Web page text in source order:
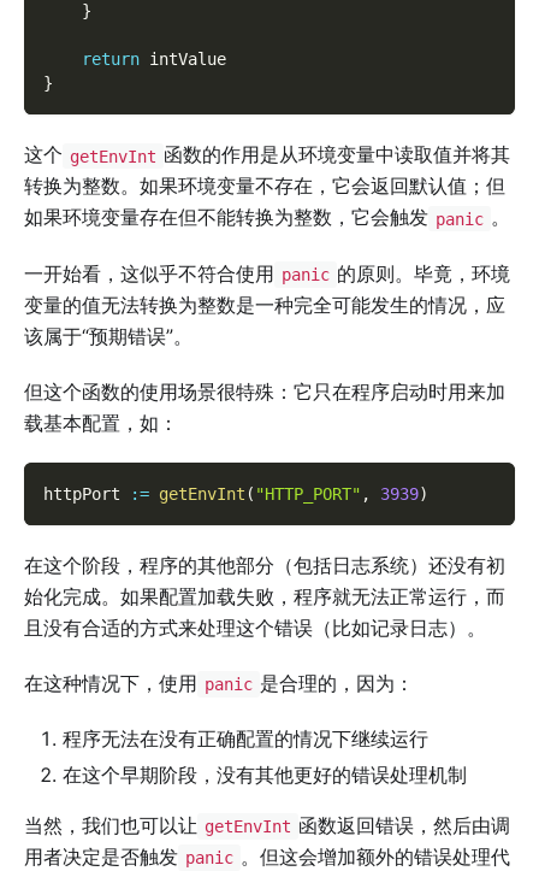
}
return intValue
}
这个 getEnvInt 函数的作用是从环境变量中读取值并将其
转换为整数。如果环境变量不存在，它会返回默认值；但
如果环境变量存在但不能转换为整数，它会触发 panic 。
一开始看，这似乎不符合使用 panic 的原则。毕竟，环境
变量的值无法转换为整数是一种完全可能发生的情况，应
该属于“预期错误”。
但这个函数的使用场景很特殊：它只在程序启动时用来加
载基本配置，如：
httpPort := getEnvInt ( "HTTP_PORT" , 3939)
在这个阶段，程序的其他部分（包括日志系统）还没有初
始化完成。如果配置加载失败，程序就无法正常运行，而
且没有合适的方式来处理这个错误（比如记录日志）。
在这种情况下，使用 panic 是合理的，因为：
程序无法在没有正确配置的情况下继续运行
在这个早期阶段，没有其他更好的错误处理机制
当然，我们也可以让 getEnvInt 函数返回错误，然后由调
用者决定是否触发 panic 。但这会增加额外的错误处理代